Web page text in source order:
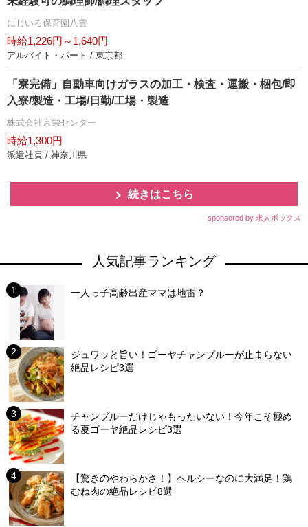
にじいろ保育園八雲
時給1,226円～1,640円
アルバイト・パート / 東京都
「寮完備」自動車向けガラスの加工・検査・運搬・梱包/即
入寮/製造・工場/日勤/工場・製造
株式会社京栄センター
時給1,300円
派遣社員 / 神奈川県
続きはこちら
sponsored by 求人ボックス
人気記事ランキング
一人っ子高齢出産ママは地雷？
ジュワッと旨い！ゴーヤチャンプルーが止まらない
絶品レシピ3選
チャンプルーだけじゃもったいない！今年こそ極め
る夏ゴーヤ絶品レシピ3選
【驚きのやわらかさ！】ヘルシーなのに大満足！鶏
むね肉の絶品レシピ8選